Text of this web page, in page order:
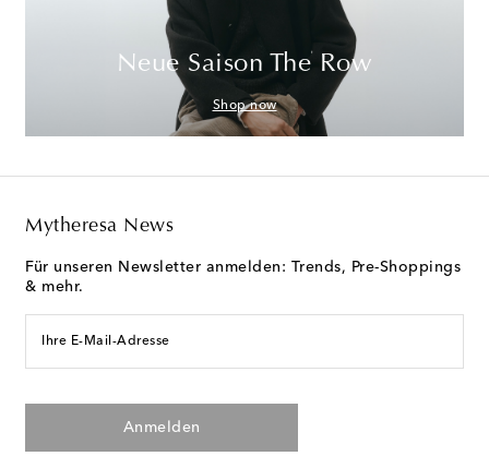
Neue Saison The Row
Shop now
Mytheresa News
Für unseren Newsletter anmelden: Trends, Pre-Shoppings
& mehr.
Ihre E-Mail-Adresse
Anmelden